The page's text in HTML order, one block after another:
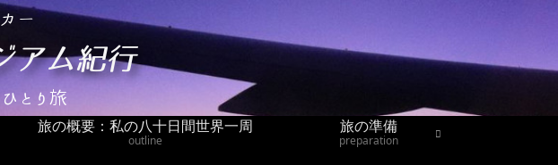
旅の概要：私の八十日間世界一周
outline
旅の準備
preparation